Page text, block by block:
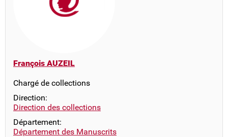
François AUZEIL
Chargé de collections
Direction:
Direction des collections
Département:
Département des Manuscrits